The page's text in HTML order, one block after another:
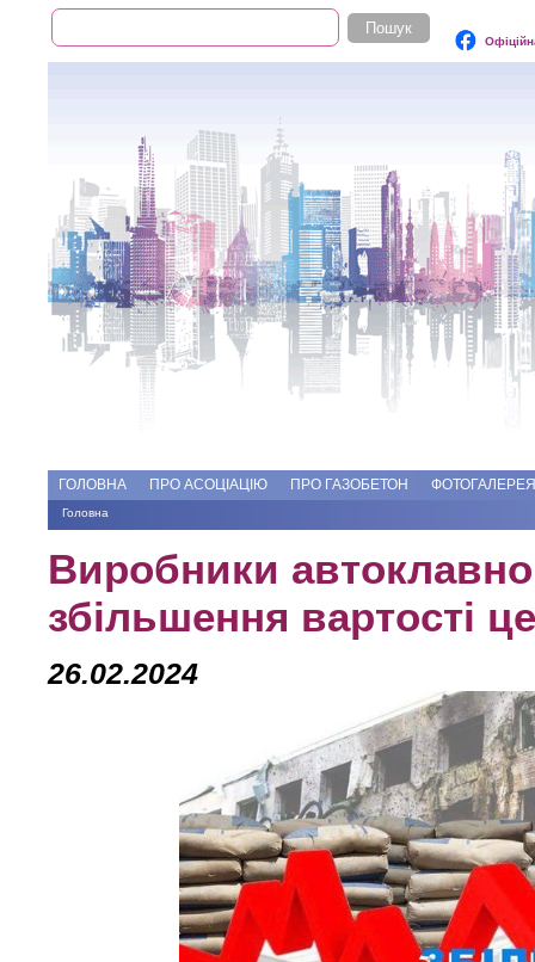
Пошукова форма
Пошук
ГОЛОВНА ПРО АСОЦІАЦІЮ ПРО ГАЗОБЕТОН ФОТОГАЛЕРЕЯ
Ви є тут
Головна
Виробники
збільшення вартості
26.02.2024